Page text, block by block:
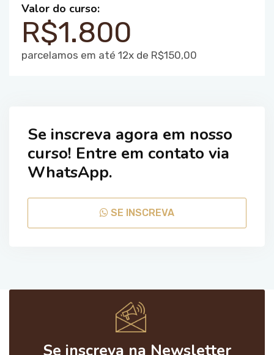
Valor do curso:
R$1.800
parcelamos em até 12x de R$150,00
Se inscreva agora em nosso
curso! Entre em contato via
WhatsApp.
SE INSCREVA
Se inscreva na Newsletter